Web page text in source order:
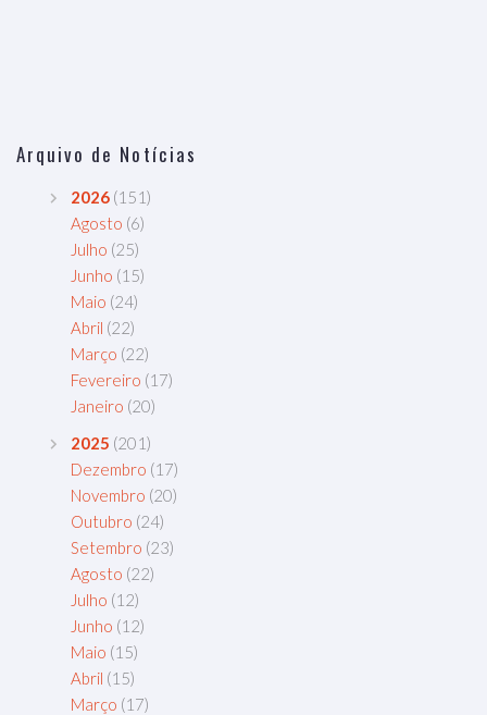
Arquivo de Notícias
2026 (151)
Agosto (6)
Julho (25)
Junho (15)
Maio (24)
Abril (22)
Março (22)
Fevereiro (17)
Janeiro (20)
2025 (201)
Dezembro (17)
Novembro (20)
Outubro (24)
Setembro (23)
Agosto (22)
Julho (12)
Junho (12)
Maio (15)
Abril (15)
Março (17)